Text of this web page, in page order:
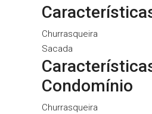
Churrasqueira
Sacada
Condomínio
Churrasqueira